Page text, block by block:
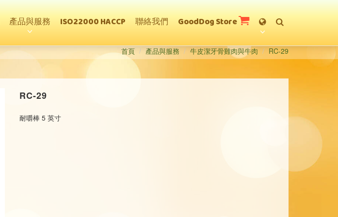
產品與服務 ISO22000 HACCP 聯絡我們 GoodDog Store
首頁 產品與服務 牛皮潔牙骨雞肉與牛肉 RC-29
RC-29
耐嚼棒 5 英寸